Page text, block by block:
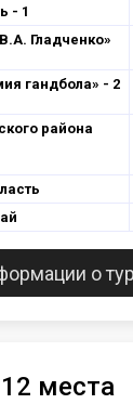
- 1
Гладченко»
гандбола» - 2
района
о
места